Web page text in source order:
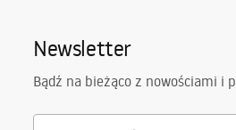
Newsletter
Bądź na bieżąco z nowościami i